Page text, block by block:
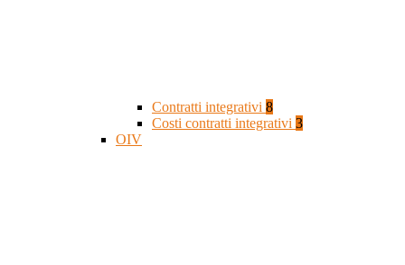
Contratti integrativi 8
Costi contratti integrativi 3
OIV